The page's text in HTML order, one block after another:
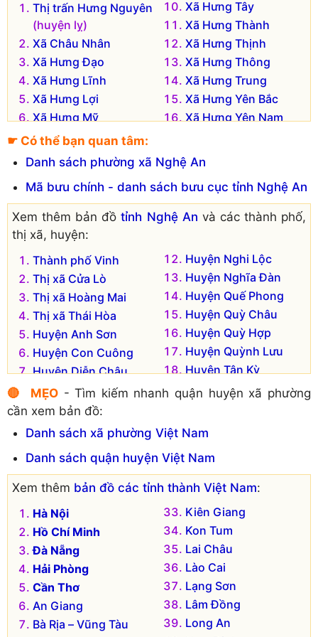
Thị trấn Hưng Nguyên
(huyện lỵ)
Xã Châu Nhân
Xã Hưng Đạo
Xã Hưng Lĩnh
Xã Hưng Lợi
Xã Hưng Mỹ
Xã Hưng Nghĩa
Xã Hưng Phúc
Xã Hưng Tân
Xã Hưng Tây
Xã Hưng Thành
Xã Hưng Thịnh
Xã Hưng Thông
Xã Hưng Trung
Xã Hưng Yên Bắc
Xã Hưng Yên Nam
Xã Xuân Lam
Đơn vị hành chính cũ hiện không còn tồn tại là:
Xã Hưng Châu
Xã Hưng Khánh
Xã Hưng Lam
Xã Hưng Long
Xã Hưng Nhân
Xã Hưng Phú
Xã Hưng Thắng
Xã Hưng Xá
Xã Hưng Xuân
Xã Hưng Yên
☛ Có thể bạn quan tâm:
Danh sách phường xã Nghệ An
Mã bưu chính - danh sách bưu cục tỉnh Nghệ An
Xem thêm bản đồtỉnh Nghệ An và các thành phố,
thị xã, huyện:
Thành phố Vinh
Thị xã Cửa Lò
Thị xã Hoàng Mai
Thị xã Thái Hòa
Huyện Anh Sơn
Huyện Con Cuông
Huyện Diễn Châu
Huyện Đô Lương
Huyện Hưng Nguyên
Huyện Kỳ Sơn
Huyện Nghi Lộc
Huyện Nghĩa Đàn
Huyện Quế Phong
Huyện Quỳ Châu
Huyện Quỳ Hợp
Huyện Quỳnh Lưu
Huyện Tân Kỳ
Huyện Thanh Chương
Huyện Yên Thành
🔴 MẸO- Tìm kiếm nhanh quận huyện xã phường
cần xem bản đồ:
Danh sách xã phường Việt Nam
Danh sách quận huyện Việt Nam
Xem thêm bản đồ các tỉnh thành Việt Nam:
Hà Nội
Hồ Chí Minh
Đà Nẵng
Hải Phòng
Cần Thơ
An Giang
Bà Rịa – Vũng Tàu
Kiên Giang
Kon Tum
Lai Châu
Lào Cai
Lạng Sơn
Lâm Đồng
Long An